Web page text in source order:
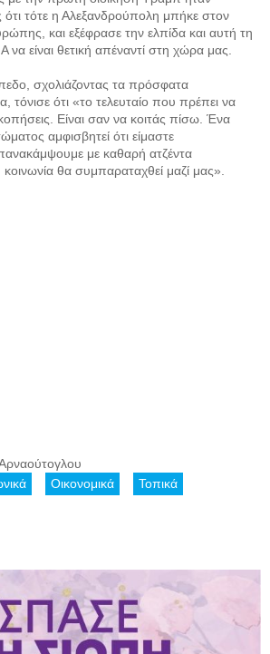
ότι τότε η Αλεξανδρούπολη μπήκε στον
και εξέφρασε την ελπίδα και αυτή τη
είναι θετική απέναντί στη χώρα μας.
σχολιάζοντας τα πρόσφατα
τόνισε ότι «το τελευταίο που πρέπει να
Είναι σαν να κοιτάς πίσω. Ένα
αμφισβητεί ότι είμαστε
με καθαρή ατζέντα
θα συμπαραταχθεί μαζί μας».
Οικονομικά Τοπικά